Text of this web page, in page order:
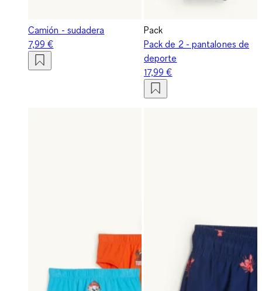
Camión - sudadera
7,99 €
Pack
Pack de 2 - pantalones de
deporte
17,99 €